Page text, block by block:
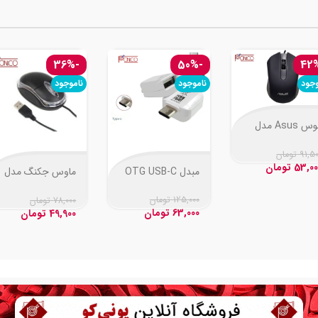
موس Asus مدل
تومان
تومان
-50%
ناموجود
مبدل OTG USB-C
125,000 تومان
63,000 تومان
-36%
ناموجود
ماوس جکنگ مدل
78,000 تومان
49,900 تومان